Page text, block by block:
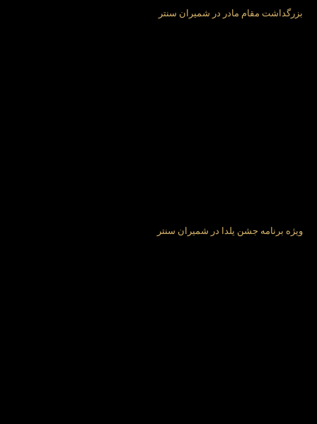
بزرگداشت مقام مادر در شمیران سنتر
ویژه برنامه جشن یلدا در شمیران سنتر